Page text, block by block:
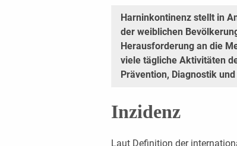
Harninkontinenz stellt in
der weiblichen
Herausforderung an die
viele tägliche Aktivitäten
Prävention, Diagnostik
Inzidenz
Laut Definition der